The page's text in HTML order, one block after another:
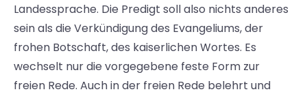
Landessprache. Die Predigt soll also nichts anderes
sein als die Verkündigung des Evangeliums, der
frohen Botschaft, des kaiserlichen Wortes. Es
wechselt nur die vorgegebene feste Form zur
freien Rede. Auch in der freien Rede belehrt und